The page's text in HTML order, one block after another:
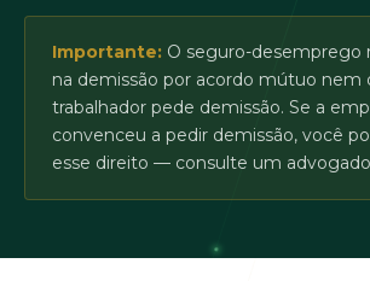
Importante: O seguro-desemprego
na demissão por acordo mútuo nem
trabalhador pede demissão. Se a
convenceu a pedir demissão, você
esse direito — consulte um